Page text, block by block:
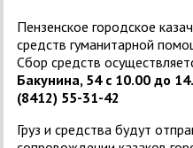
Пензенское городское
средств гуманитарной
Сбор средств
Бакунина, 54 с 10.00 до
(8412) 55-31-42
Груз и средства будут